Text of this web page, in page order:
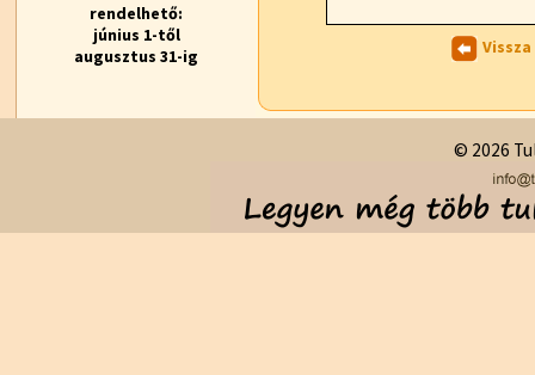
rendelhető:
június 1-től
augusztus 31-ig
© 2026